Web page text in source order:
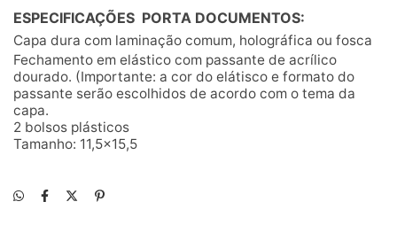
ESPECIFICAÇÕES PORTA DOCUMENTOS:
Capa dura com laminação comum, holográfica ou fosca
Fechamento em elástico com passante de acrílico
dourado. (Importante: a cor do elátisco e formato do
passante serão escolhidos de acordo com o tema da
capa.
2 bolsos plásticos
Tamanho: 11,5x15,5